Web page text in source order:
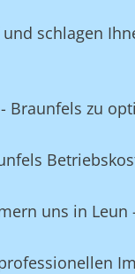
schlagen
zu
uns in